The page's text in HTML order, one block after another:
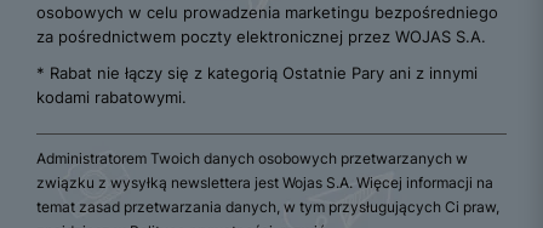
osobowych w celu prowadzenia marketingu bezpośredniego
za pośrednictwem poczty elektronicznej przez WOJAS S.A.
* Rabat nie łączy się z kategorią Ostatnie Pary ani z innymi
kodami rabatowymi.
Administratorem Twoich danych osobowych przetwarzanych w
związku z wysyłką newslettera jest Wojas S.A. Więcej informacji na
temat zasad przetwarzania danych, w tym przysługujących Ci praw,